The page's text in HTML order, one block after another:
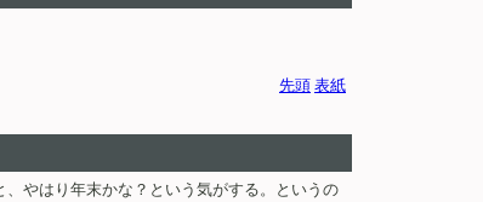
先頭 表紙
やはり年末かな？という気がする。というの